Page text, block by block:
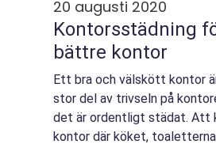
20 augusti 2020
Kontorsstädning
bättre kontor
Ett bra och välskött kontor
stor del av trivseln på
det är ordentligt städat. Att
kontor där köket,